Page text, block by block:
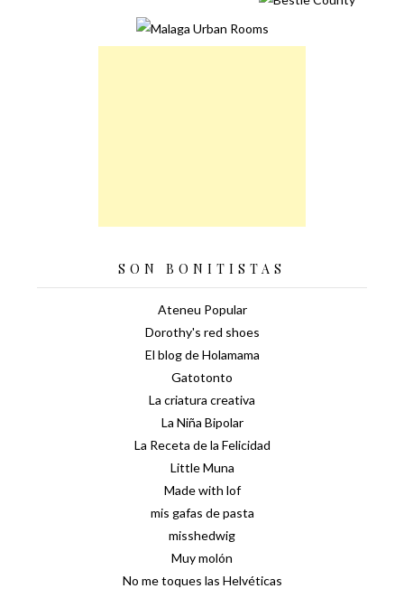
SON BONITISTAS
Ateneu Popular
Dorothy's red shoes
El blog de Holamama
Gatotonto
La criatura creativa
La Niña Bipolar
La Receta de la Felicidad
Little Muna
Made with lof
mis gafas de pasta
misshedwig
Muy molón
No me toques las Helvéticas